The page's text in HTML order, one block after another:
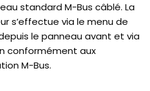
standard M-Bus câblé. La
s’effectue via le menu de
le panneau avant et via
conformément aux
M-Bus.